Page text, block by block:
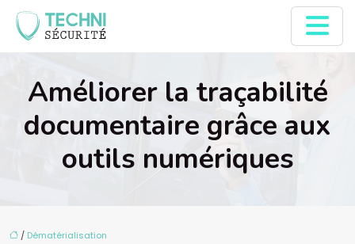
Améliorer la traçabilité
documentaire grâce aux
outils numériques
/ Dématérialisation